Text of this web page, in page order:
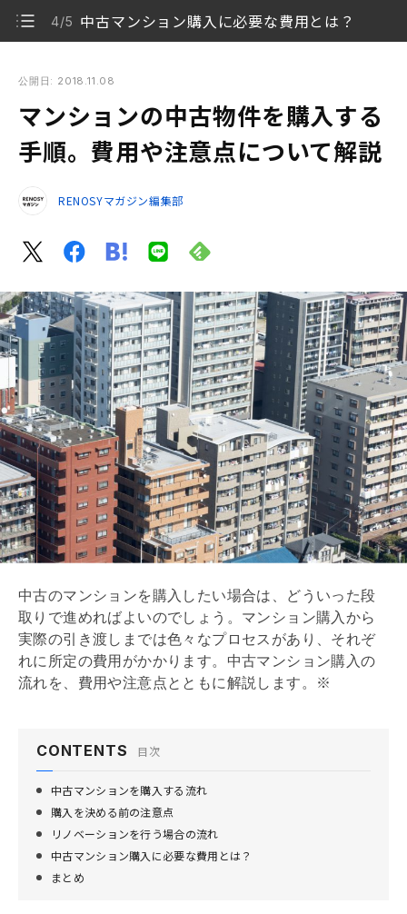
4/5 中古マンション購入に必要な費用とは？
解説
1/5 中古マンションを購入する流れ
2/5 購入を決める前の注意点
3/5 リノベーションを行う場合の流れ
4/5 中古マンション購入に必要な費用とは？
5/5 まとめ
公開日: 2018.11.08
マンションの中古物件を購入する
手順。費用や注意点について解説
RENOSYマガジン編集部
中古のマンションを購入したい場合は、どういった段
取りで進めればよいのでしょう。マンション購入から
実際の引き渡しまでは色々なプロセスがあり、それぞ
れに所定の費用がかかります。中古マンション購入の
流れを、費用や注意点とともに解説します。※
CONTENTS 目次
中古マンションを購入する流れ
購入を決める前の注意点
リノベーションを行う場合の流れ
中古マンション購入に必要な費用とは？
まとめ